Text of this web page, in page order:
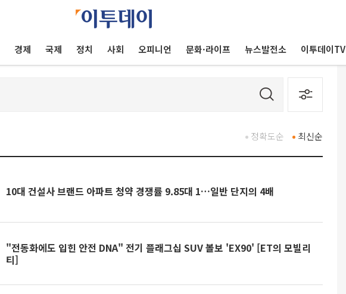
경제 국제 정치 사회 오피니언 문화·라이프 뉴스발전소 이투데이TV
최신순
정확도순
10대 건설사 브랜드 아파트 청약 경쟁률 9.85대 1…일반 단지의 4배
"전동화에도 입힌 안전 DNA" 전기 플래그십 SUV 볼보 'EX90' [ET의 모빌리
티]